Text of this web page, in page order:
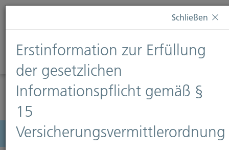
Diese Webseite verwendet Cookies. Wenn Sie weiterhin
Informationen finden Sie auf unserer SeiteDatenschutz
Diese Nachricht nicht erneut anzeigen
Menü
Schließen
Erstinformation zur Erfüllung
der gesetzlichen
Informationspflicht gemäß §
15
Versicherungsvermittlerordnung